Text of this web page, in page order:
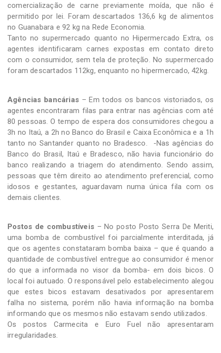
comercialização de carne previamente moída, que não é
permitido por lei. Foram descartados 136,6 kg de alimentos
no Guanabara e 92 kg na Rede Economia.
Tanto no supermercado quanto no Hipermercado Extra, os
agentes identificaram carnes expostas em contato direto
com o consumidor, sem tela de proteção. No supermercado
foram descartados 112kg, enquanto no hipermercado, 42kg.
Agências bancárias– Em todos os bancos vistoriados, os
agentes encontraram filas para entrar nas agências com até
80 pessoas. O tempo de espera dos consumidores chegou a
3h no Itaú, a 2h no Banco do Brasil e Caixa Econômica e a 1h
tanto no Santander quanto no Bradesco. -Nas agências do
Banco do Brasil, Itaú e Bradesco, não havia funcionário do
banco realizando a triagem do atendimento. Sendo assim,
pessoas que têm direito ao atendimento preferencial, como
idosos e gestantes, aguardavam numa única fila com os
demais clientes.
Postos de combustíveis – No posto Posto Serra De Meriti,
uma bomba de combustível foi parcialmente interditada, já
que os agentes constataram bomba baixa – que é quando a
quantidade de combustível entregue ao consumidor é menor
do que a informada no visor da bomba- em dois bicos. O
local foi autuado. O responsável pelo estabelecimento alegou
que estes bicos estavam desativados por apresentarem
falha no sistema, porém não havia informação na bomba
informando que os mesmos não estavam sendo utilizados.
Os postos Carmecita e Euro Fuel não apresentaram
irregularidades.